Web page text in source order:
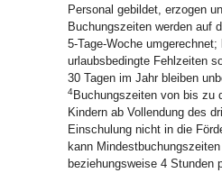
Personal gebildet, erzogen
Buchungszeiten werden auf
5-Tage-Woche
urlaubsbedingte Fehlzeiten
30 Tagen im Jahr bleiben
4Buchungszeiten von bis zu
Kindern ab Vollendung des
Einschulung nicht in die
kann
beziehungsweise 4 Stunden